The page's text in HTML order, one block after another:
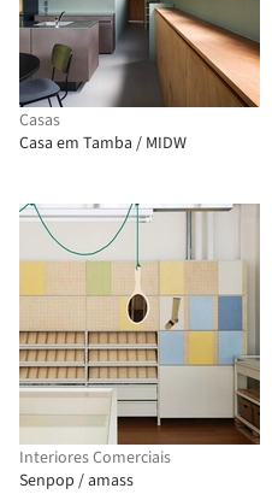
Casas
Casa em Tamba / MIDW
Interiores Comerciais
Senpop / amass